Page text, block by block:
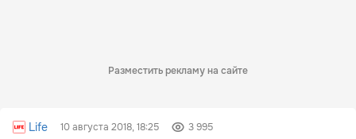
Разместить рекламу на сайте
Life 10 августа 2018, 18:25 3 995